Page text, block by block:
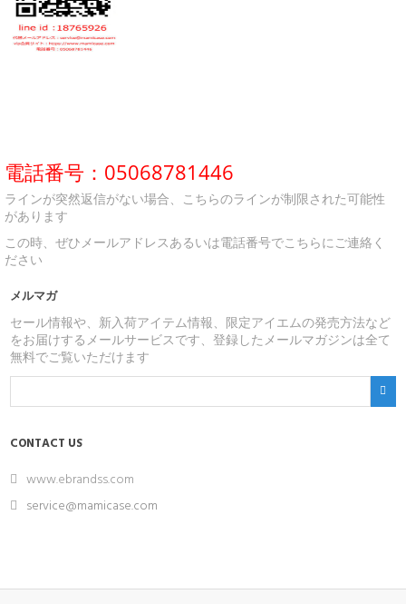
電話番号：05068781446
ラインが突然返信がない場合、こちらのラインが制限された可能性
があります
この時、ぜひメールアドレスあるいは電話番号でこちらにご連絡く
ださい
メルマガ
セール情報や、新入荷アイテム情報、限定アイエムの発売方法など
をお届けするメールサービスです、登録したメールマガジンは全て
無料でご覧いただけます
CONTACT US
www.ebrandss.com
service@mamicase.com